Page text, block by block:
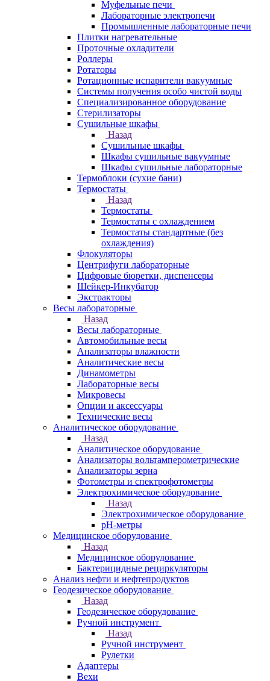
Муфельные печи
Лабораторные электропечи
Промышленные лабораторные печи
Плитки нагревательные
Проточные охладители
Роллеры
Ротаторы
Ротационные испарители вакуумные
Системы получения особо чистой воды
Специализированное оборудование
Стерилизаторы
Сушильные шкафы
Назад
Сушильные шкафы
Шкафы сушильные вакуумные
Шкафы сушильные лабораторные
Термоблоки (сухие бани)
Термостаты
Назад
Термостаты
Термостаты с охлаждением
Термостаты стандартные (без
охлаждения)
Флокуляторы
Центрифуги лабораторные
Цифровые бюретки, диспенсеры
Шейкер-Инкубатор
Экстракторы
Весы лабораторные
Назад
Весы лабораторные
Автомобильные весы
Анализаторы влажности
Аналитические весы
Динамометры
Лабораторные весы
Микровесы
Опции и аксессуары
Технические весы
Аналитическое оборудование
Назад
Аналитическое оборудование
Анализаторы вольтамперометрические
Анализаторы зерна
Фотометры и спектрофотометры
Электрохимическое оборудование
Назад
Электрохимическое оборудование
pH-метры
Медицинское оборудование
Назад
Медицинское оборудование
Бактерицидные рециркуляторы
Анализ нефти и нефтепродуктов
Геодезическое оборудование
Назад
Геодезическое оборудование
Ручной инструмент
Назад
Ручной инструмент
Рулетки
Адаптеры
Вехи